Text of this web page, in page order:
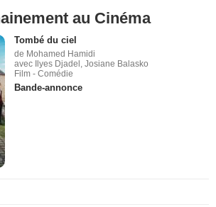
au Cinéma
Tombé du ciel
de Mohamed Hamidi
avec Ilyes Djadel, Josiane Balasko
Film - Comédie
Bande-annonce